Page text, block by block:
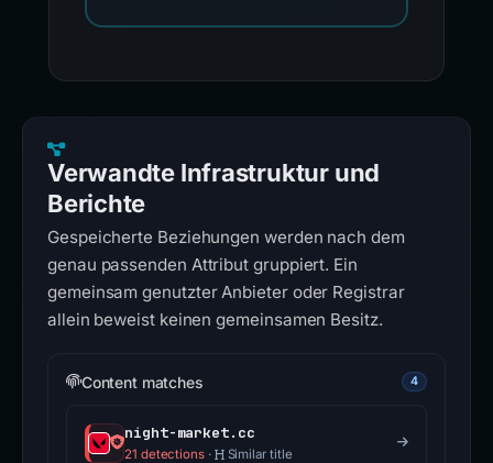
Verwandte Infrastruktur und
Berichte
Gespeicherte Beziehungen werden nach dem
genau passenden Attribut gruppiert. Ein
gemeinsam genutzter Anbieter oder Registrar
allein beweist keinen gemeinsamen Besitz.
Content matches 4
night-market.cc
21 detections· Similar title